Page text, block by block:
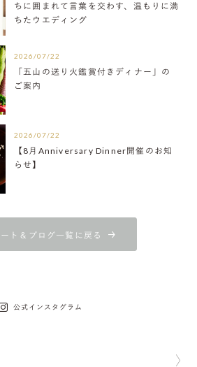
ちに囲まれて言葉を交わす、温もりに満
ちたウエディング
2026/07/22
「五山の送り火鑑賞付きディナー」の
ご案内
2026/07/22
【8月Anniversary Dinner開催のお知
らせ】
ト＆ブログ一覧に戻る
公式インスタグラム